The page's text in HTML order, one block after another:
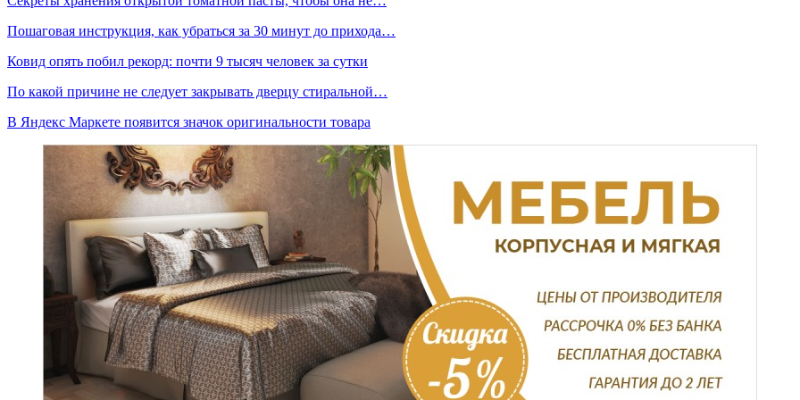
Пошаговая инструкция, как убраться за 30 минут до прихода…
Ковид опять побил рекорд: почти 9 тысяч человек за сутки
По какой причине не следует закрывать дверцу стиральной…
В Яндекс Маркете появится значок оригинальности товара